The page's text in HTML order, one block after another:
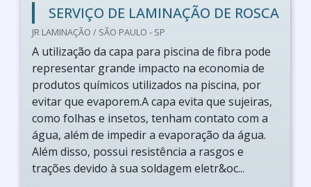
SERVIÇO DE LAMINAÇÃO DE ROSCA
JR LAMINAÇÃO / SÃO PAULO - SP
A utilização da capa para piscina de fibra pode
representar grande impacto na economia de
produtos químicos utilizados na piscina, por
evitar que evaporem.A capa evita que sujeiras,
como folhas e insetos, tenham contato com a
água, além de impedir a evaporação da água.
Além disso, possui resistência a rasgos e
trações devido à sua soldagem eletr&oc...